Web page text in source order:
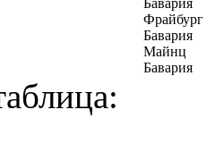
Фрайбург
Бавария
Майнц
Бавария